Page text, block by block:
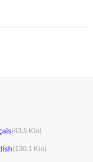
(43,5 Kio)
(130,1 Kio)